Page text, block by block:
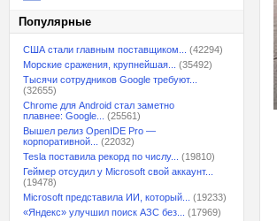
Популярные
США стали главным поставщиком...
(42294)
Морские сражения, крупнейшая...
(35492)
Тысячи сотрудников Google требуют...
(32655)
Chrome для Android стал заметно
плавнее: Google...
(25561)
Вышел релиз OpenIDE Pro —
корпоративной...
(22032)
Tesla поставила рекорд по числу...
(19810)
Геймер отсудил у Microsoft свой аккаунт...
(19478)
Microsoft представила ИИ, который...
(19233)
«Яндекс» улучшил поиск АЗС без...
(17969)